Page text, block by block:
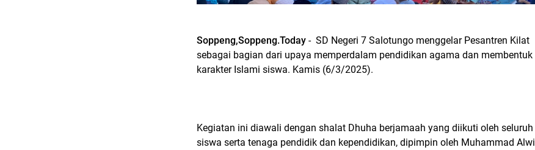
Soppeng,Soppeng.Today - SD Negeri 7 Salotungo menggelar Pesantren Kilat
sebagai bagian dari upaya memperdalam pendidikan agama dan membentuk
karakter Islami siswa. Kamis (6/3/2025).
Kegiatan ini diawali dengan shalat Dhuha berjamaah yang diikuti oleh seluruh
siswa serta tenaga pendidik dan kependidikan, dipimpin oleh Muhammad Alwi